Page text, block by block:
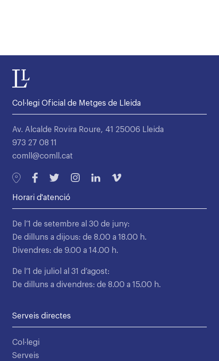
Col·legi Oficial de Metges de Lleida
Av. Alcalde Rovira Roure, 41 25006 Lleida
973 27 08 11
comll@comll.cat
Horari d'atenció
De l’1 de setembre al 30 de juny:
De dilluns a dijous: de 8.00 a 18.00 h.
Divendres: de 9.00 a 14.00 h.
De l’1 de juliol al 31 d’agost:
De dilluns a divendres: de 8.00 a 15.00 h.
Serveis directes
Col·legi
Serveis